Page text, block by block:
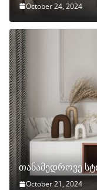
October 24, 2024
თანამედროვე
October 21, 2024